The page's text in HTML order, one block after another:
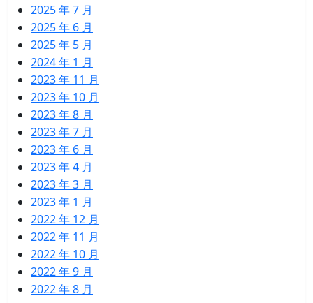
2025 年 7 月
2025 年 6 月
2025 年 5 月
2024 年 1 月
2023 年 11 月
2023 年 10 月
2023 年 8 月
2023 年 7 月
2023 年 6 月
2023 年 4 月
2023 年 3 月
2023 年 1 月
2022 年 12 月
2022 年 11 月
2022 年 10 月
2022 年 9 月
2022 年 8 月